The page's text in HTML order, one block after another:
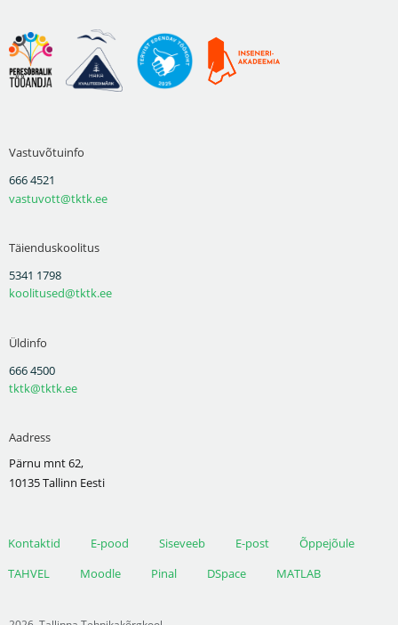
Vastuvõtuinfo
666 4521
vastuvott@tktk.ee
Täienduskoolitus
5341 1798
koolitused@tktk.ee
Üldinfo
666 4500
tktk@tktk.ee
Aadress
Pärnu mnt 62,
10135 Tallinn Eesti
Kontaktid E-pood Siseveeb E-post
Õppejõule
TAHVEL
Moodle Pinal DSpace MATLAB